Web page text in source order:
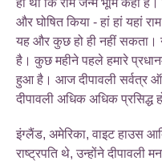
और घोषित किया - हां हां यहां
यह और कुछ हो ही नहीं सकता।
है। कुछ महीने पहले हमारे
हुआ है। आज दीपावली सर्वत्र
दीपावली अधिक अधिक प्रसिद्ध
इंग्लैंड, अमेरिका, वाइट हाउस
राष्ट्रपति थे, उन्होंने दीपावली